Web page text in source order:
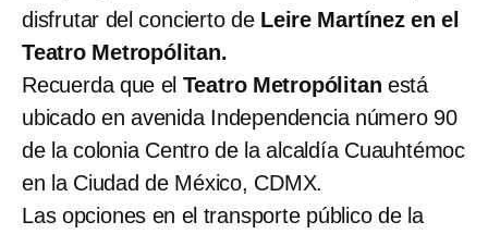
disfrutar del concierto de Leire Martínez en el
Teatro Metropólitan.
Recuerda que el Teatro Metropólitan está
ubicado en avenida Independencia número 90
de la colonia Centro de la alcaldía Cuauhtémoc
en la Ciudad de México, CDMX.
Las opciones en el transporte público de la